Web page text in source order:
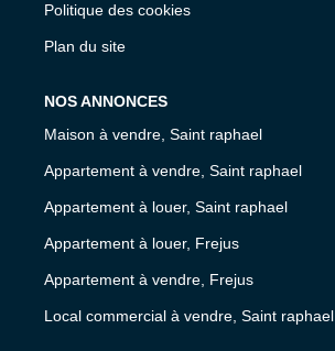
Politique des cookies
Plan du site
NOS ANNONCES
Maison à vendre, Saint raphael
Appartement à vendre, Saint raphael
Appartement à louer, Saint raphael
Appartement à louer, Frejus
Appartement à vendre, Frejus
Local commercial à vendre, Saint raphael